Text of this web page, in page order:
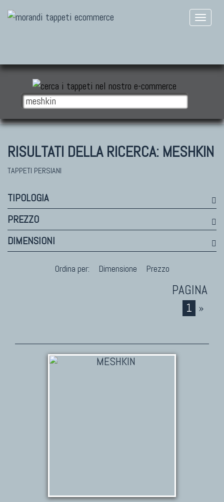
RISULTATI DELLA RICERCA: MESHKIN
TAPPETI PERSIANI
TIPOLOGIA
PREZZO
DIMENSIONI
Ordina per: Dimensione Prezzo
1 »